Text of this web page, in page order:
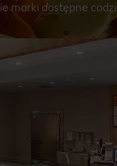
marki dostępne